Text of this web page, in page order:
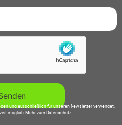
und ausschließlich für unseren Newsletter verwendet.
möglich.Mehr zum Datenschutz